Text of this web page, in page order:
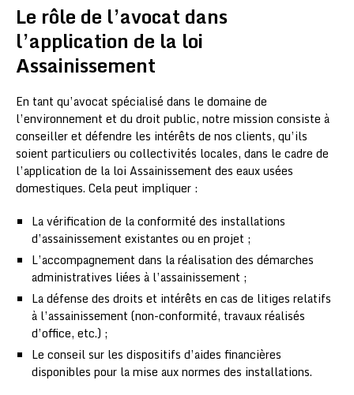
Le rôle de l’avocat dans
l’application de la loi
Assainissement
En tant qu’avocat spécialisé dans le domaine de
l’environnement et du droit public, notre mission consiste à
conseiller et défendre les intérêts de nos clients, qu’ils
soient particuliers ou collectivités locales, dans le cadre de
l’application de la loi Assainissement des eaux usées
domestiques. Cela peut impliquer :
La vérification de la conformité des installations
d’assainissement existantes ou en projet ;
L’accompagnement dans la réalisation des démarches
administratives liées à l’assainissement ;
La défense des droits et intérêts en cas de litiges relatifs
à l’assainissement (non-conformité, travaux réalisés
d’office, etc.) ;
Le conseil sur les dispositifs d’aides financières
disponibles pour la mise aux normes des installations.